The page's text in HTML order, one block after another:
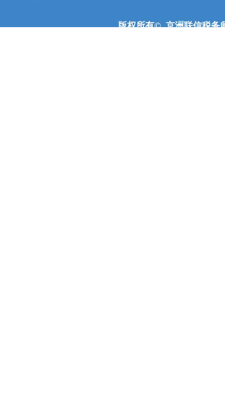
版权所有© 京洲联信税务